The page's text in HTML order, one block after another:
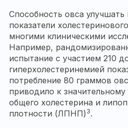
Способность овса
показатели
многими клиническими
Например,
испытание с участием 210
гиперхолестеринемией
потребление 80 граммов
приводило к
общего холестерина и
плотности (ЛПНП) 3.